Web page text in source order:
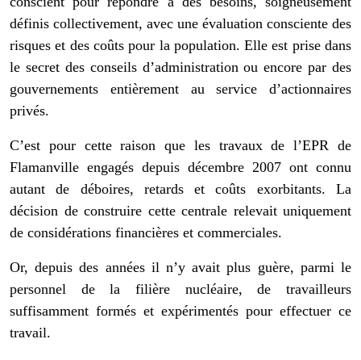
définis collectivement, avec une évaluation consciente des
risques et des coûts pour la population. Elle est prise dans
le secret des conseils d’administration ou encore par des
gouvernements entièrement au service d’actionnaires
privés.
C’est pour cette raison que les travaux de l’EPR de
Flamanville engagés depuis décembre 2007 ont connu
autant de déboires, retards et coûts exorbitants. La
décision de construire cette centrale relevait uniquement
de considérations financières et commerciales.
Or, depuis des années il n’y avait plus guère, parmi le
personnel de la filière nucléaire, de travailleurs
suffisamment formés et expérimentés pour effectuer ce
travail.